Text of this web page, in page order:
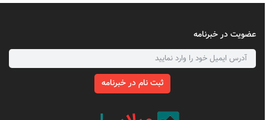
عضویت در خبرنامه
ثبت نام در خبرنامه